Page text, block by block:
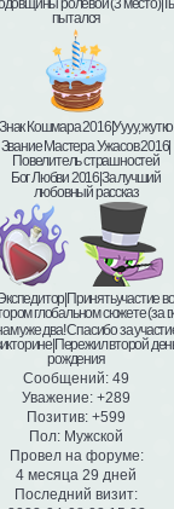
Сообщений: 49
Уважение: +289
Позитив: +599
Пол: Мужской
Провел на форуме:
4 месяца 29 дней
Последний визит: